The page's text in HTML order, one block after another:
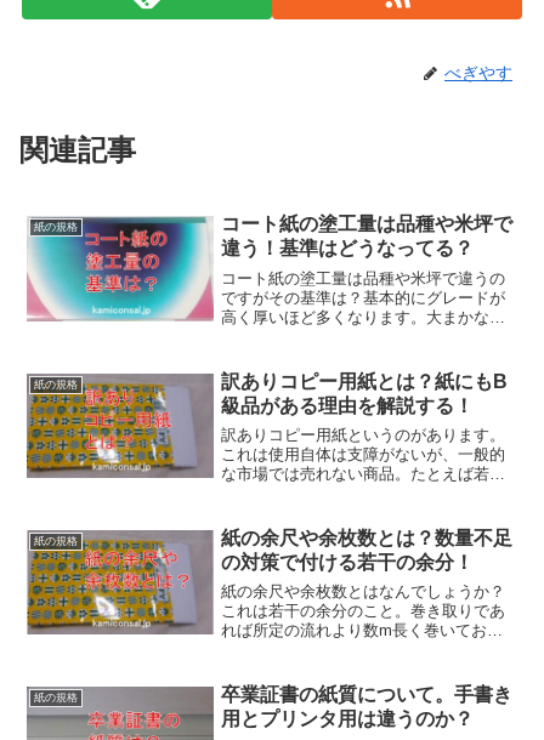
べぎやす
関連記事
紙の規格
コート紙の塗工量は品種や米坪で
違う！基準はどうなってる？
コート紙の塗工量は品種や米坪で違うの
ですがその基準は？基本的にグレードが
高く厚いほど多くなります。大まかな両
12g/㎡です。コート紙塗工量は多いほど
高級になります。
紙の規格
訳ありコピー用紙とは？紙にもB
級品がある理由を解説する！
訳ありコピー用紙というのがあります。
これは使用自体は支障がないが、一般的
な市場では売れない商品。たとえば若干
で処分品になる。訳ありコピー用紙もう
まく使えばコスト削減になります。
紙の規格
紙の余尺や余枚数とは？数量不足
の対策で付ける若干の余分！
紙の余尺や余枚数とはなんでしょうか？
これは若干の余分のこと。巻き取りであ
れば所定の流れより数m長く巻いておく
ないことがないようにしています。紙の
余尺はクレーム対策とも言えます。
紙の規格
卒業証書の紙質について。手書き
用とプリンタ用は違うのか？